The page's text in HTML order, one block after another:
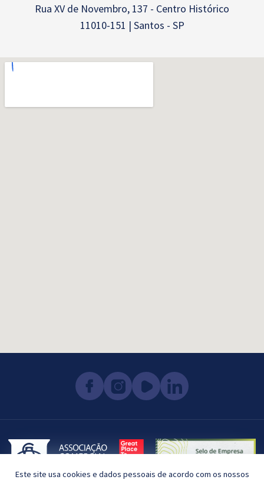
Este site usa cookies e dados pessoais de acordo com os nossos
Rua XV de Novembro, 137 - Centro Histórico
11010-151 | Santos - SP